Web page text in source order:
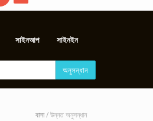
সাইনআপ সাইনইন
অনুসন্ধান
বাসা/ উন্নত অনুসন্ধান